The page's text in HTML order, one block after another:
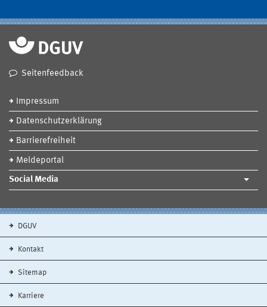
Seitenfeedback
Impressum
Datenschutzerklärung
Barrierefreiheit
Meldeportal
Social Media
DGUV
Kontakt
Sitemap
Karriere